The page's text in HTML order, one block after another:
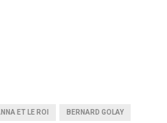
ET LE ROI BERNARD GOLAY